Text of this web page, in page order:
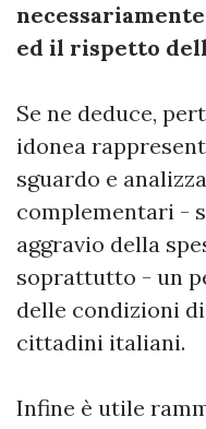
ed il rispetto
Se ne deduce,
idonea
sguardo e
complementari -
aggravio della
soprattutto - un
delle condizioni
cittadini italiani.
Infine è utile